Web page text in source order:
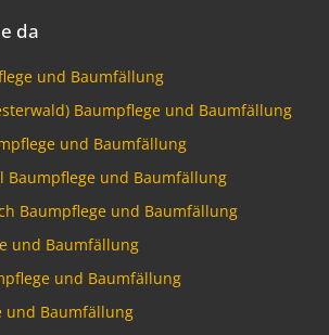
da
und Baumfällung
Baumpflege und Baumfällung
und Baumfällung
Baumpflege und Baumfällung
Baumpflege und Baumfällung
und Baumfällung
und Baumfällung
und Baumfällung